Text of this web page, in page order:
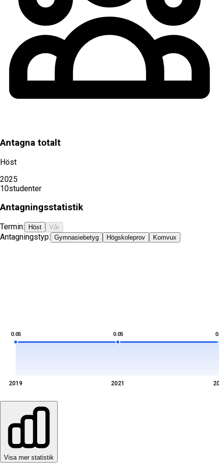
Antagna totalt
Höst
2025
10studenter
Antagningsstatistik
Termin: Höst Vår
Antagningstyp: Gymnasiebetyg Högskoleprov Komvux
0.05 0.05
2019 2021
Visa mer statistik